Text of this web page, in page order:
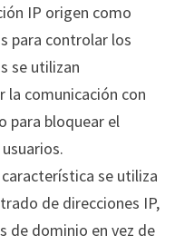
IP origen como
para controlar los
se utilizan
la comunicación con
para bloquear el
se utiliza
de direcciones IP,
de dominio en vez de